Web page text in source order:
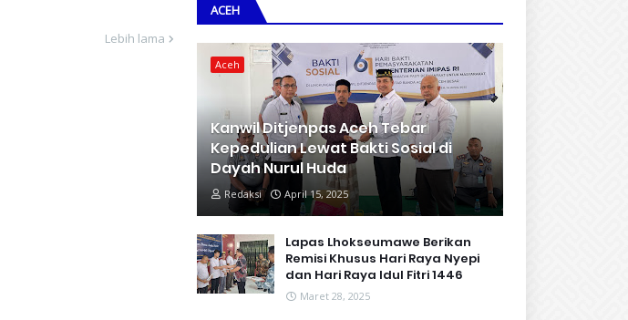
Lebih lama
ACEH
Aceh
Kanwil Ditjenpas Aceh Tebar
Kepedulian Lewat Bakti Sosial di
Dayah Nurul Huda
Redaksi April 15, 2025
Lapas Lhokseumawe Berikan
Remisi Khusus Hari Raya Nyepi
dan Hari Raya Idul Fitri 1446
Maret 28, 2025